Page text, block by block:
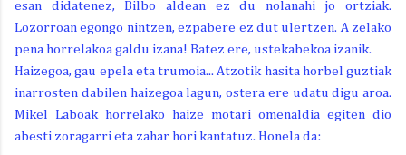
esan didatenez, Bilbo aldean ez du nolanahi jo ortziak.
Lozorroan egongo nintzen, ezpabere ez dut ulertzen. A zelako
pena horrelakoa galdu izana! Batez ere, ustekabekoa izanik.
Haizegoa, gau epela eta trumoia... Atzotik hasita horbel guztiak
inarrosten dabilen haizegoa lagun, ostera ere udatu digu aroa.
Mikel Laboak horrelako haize motari omenaldia egiten dio
abesti zoragarri eta zahar hori kantatuz. Honela da: